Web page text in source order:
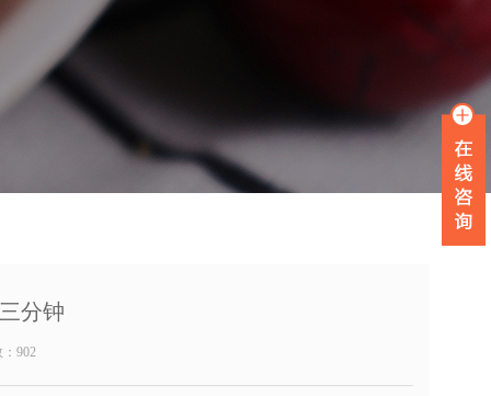
分钟
902